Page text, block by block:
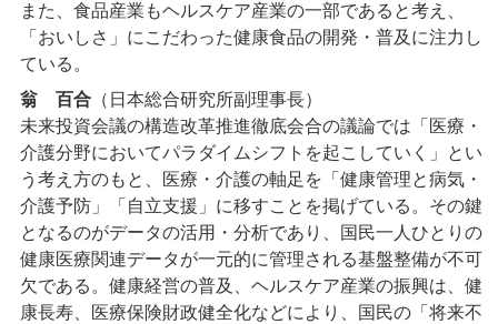
また、食品産業もヘルスケア産業の一部であると考え、
「おいしさ」にこだわった健康食品の開発・普及に注力し
ている。
翁 百合 （日本総合研究所副理事長）
未来投資会議の構造改革推進徹底会合の議論では「医療・
介護分野においてパラダイムシフトを起こしていく」とい
う考え方のもと、医療・介護の軸足を「健康管理と病気・
介護予防」「自立支援」に移すことを掲げている。その鍵
となるのがデータの活用・分析であり、国民一人ひとりの
健康医療関連データが一元的に管理される基盤整備が不可
欠である。健康経営の普及、ヘルスケア産業の振興は、健
康長寿、医療保険財政健全化などにより、国民の「将来不